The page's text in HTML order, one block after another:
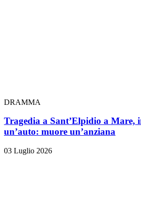
DRAMMA
Tragedia a Sant’Elpidio a Mare,
un’auto: muore un’anziana
03 Luglio 2026